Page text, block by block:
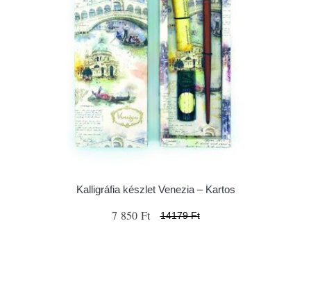
Kalligráfia készlet Venezia – Kartos
7 850 Ft 14179 Ft